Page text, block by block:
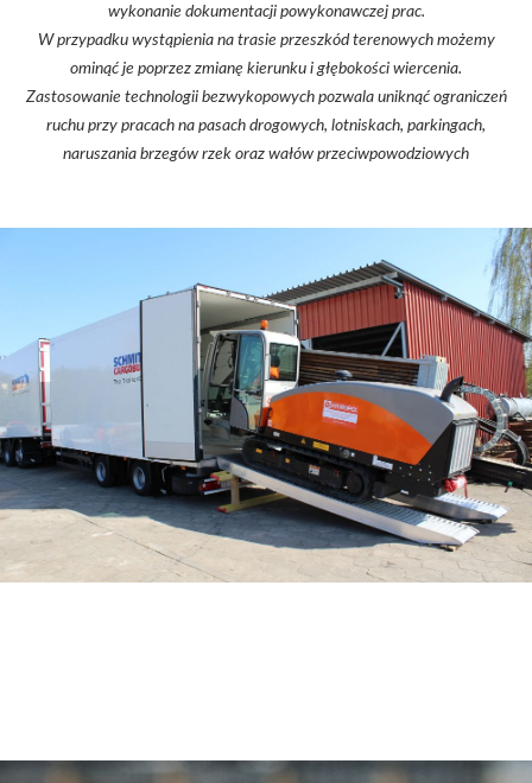
wykonanie dokumentacji powykonawczej prac.
W przypadku wystąpienia na trasie przeszkód terenowych możemy
ominąć je poprzez zmianę kierunku i głębokości wiercenia.
Zastosowanie technologii bezwykopowych pozwala uniknąć ograniczeń
ruchu przy pracach na pasach drogowych, lotniskach, parkingach,
naruszania brzegów rzek oraz wałów przeciwpowodziowych